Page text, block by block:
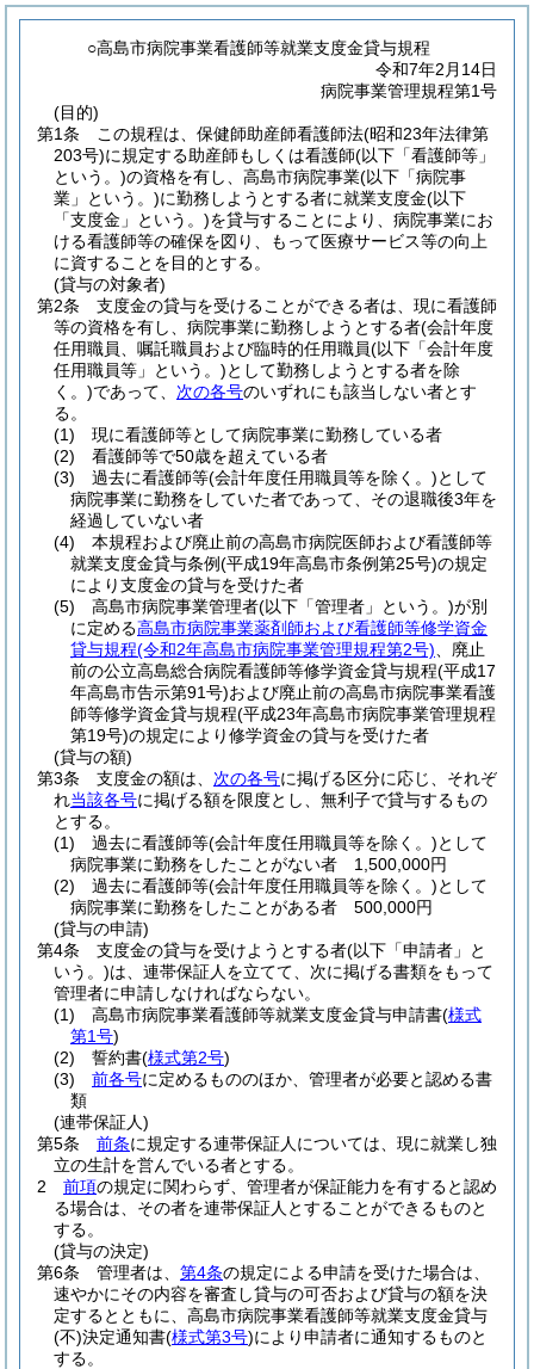
○高島市病院事業看護師等就業支度金貸与規程
令和7年2月14日
病院事業管理規程第1号
(目的)
第1条
この規程は、保健師助産師看護師法(昭和23年法律第
203号)に規定する助産師もしくは看護師(以下「看護師等」
という。)の資格を有し、高島市病院事業(以下「病院事
業」という。)に勤務しようとする者に就業支度金(以下
「支度金」という。)を貸与することにより、病院事業にお
ける看護師等の確保を図り、もって医療サービス等の向上
に資することを目的とする。
(貸与の対象者)
第2条
支度金の貸与を受けることができる者は、現に看護師
等の資格を有し、病院事業に勤務しようとする者(会計年度
任用職員、嘱託職員および臨時的任用職員(以下「会計年度
任用職員等」という。)として勤務しようとする者を除
く。)であって、 次の各号のいずれにも該当しない者とす
る。
(1)
現に看護師等として病院事業に勤務している者
(2)
看護師等で50歳を超えている者
(3)
過去に看護師等(会計年度任用職員等を除く。)として
病院事業に勤務をしていた者であって、その退職後3年を
経過していない者
(4)
本規程および廃止前の高島市病院医師および看護師等
就業支度金貸与条例(平成19年高島市条例第25号)の規定
により支度金の貸与を受けた者
(5)
高島市病院事業管理者(以下「管理者」という。)が別
に定める高島市病院事業薬剤師および看護師等修学資金
貸与規程(令和2年高島市病院事業管理規程第2号) 、廃止
前の公立高島総合病院看護師等修学資金貸与規程(平成17
年高島市告示第91号)および廃止前の高島市病院事業看護
師等修学資金貸与規程(平成23年高島市病院事業管理規程
第19号)の規定により修学資金の貸与を受けた者
(貸与の額)
第3条
支度金の額は、 次の各号に掲げる区分に応じ、それぞ
れ当該各号に掲げる額を限度とし、無利子で貸与するもの
とする。
(1)
過去に看護師等(会計年度任用職員等を除く。)として
病院事業に勤務をしたことがない者 1,500,000円
(2)
過去に看護師等(会計年度任用職員等を除く。)として
病院事業に勤務をしたことがある者 500,000円
(貸与の申請)
第4条
支度金の貸与を受けようとする者(以下「申請者」と
いう。)は、連帯保証人を立てて、次に掲げる書類をもって
管理者に申請しなければならない。
(1)
高島市病院事業看護師等就業支度金貸与申請書(様式
第1号)
(2)
誓約書(様式第2号)
(3)
前各号に定めるもののほか、管理者が必要と認める書
類
(連帯保証人)
第5条
前条に規定する連帯保証人については、現に就業し独
立の生計を営んでいる者とする。
2
前項の規定に関わらず、管理者が保証能力を有すると認め
る場合は、その者を連帯保証人とすることができるものと
する。
(貸与の決定)
第6条
管理者は、 第4条の規定による申請を受けた場合は、
速やかにその内容を審査し貸与の可否および貸与の額を決
定するとともに、高島市病院事業看護師等就業支度金貸与
(不)決定通知書(様式第3号)により申請者に通知するものと
する。